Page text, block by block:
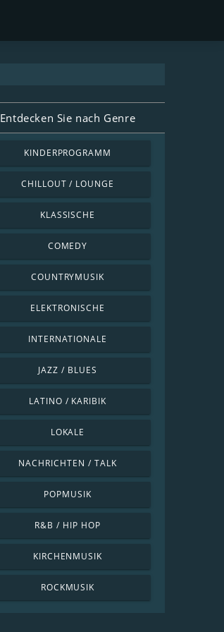
Entdecken Sie nach Genre
KINDERPROGRAMM
CHILLOUT / LOUNGE
KLASSISCHE
COMEDY
COUNTRYMUSIK
ELEKTRONISCHE
INTERNATIONALE
JAZZ / BLUES
LATINO / KARIBIK
LOKALE
NACHRICHTEN / TALK
POPMUSIK
R&B / HIP HOP
KIRCHENMUSIK
ROCKMUSIK